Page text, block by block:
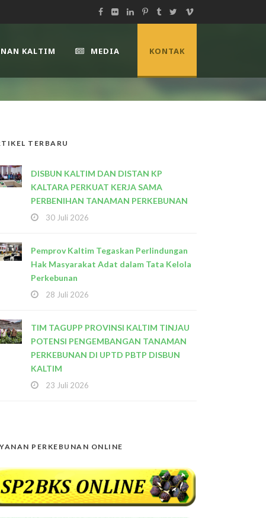
KALTIM MEDIA KONTAK
TERBARU
DISBUN KALTIM DAN DISTAN KP
KALTARA PERKUAT KERJA SAMA
PERBENIHAN TANAMAN PERKEBUNAN
30 Juli 2026
Pemprov Kaltim Tegaskan Perlindungan
Hak Masyarakat Adat dalam Tata Kelola
Perkebunan
28 Juli 2026
TIM TAGUPP PROVINSI KALTIM TINJAU
POTENSI PENGEMBANGAN TANAMAN
PERKEBUNAN DI UPTD PBTP DISBUN
KALTIM
23 Juli 2026
PERKEBUNAN ONLINE